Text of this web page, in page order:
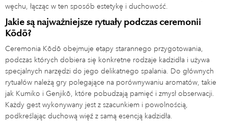
węchu, łącząc w ten sposób estetykę i duchowość.
Jakie są najważniejsze rytuały podczas ceremonii
Kōdō?
Ceremonia Kōdō obejmuje etapy starannego przygotowania,
podczas których dobiera się konkretne rodzaje kadzidła i używa
specjalnych narzędzi do jego delikatnego spalania. Do głównych
rytuałów należą gry polegające na porównywaniu aromatów, takie
jak Kumiko i Genjikō, które pobudzają pamięć i zmysł obserwacji.
Każdy gest wykonywany jest z szacunkiem i powolnością,
podkreślając duchową więź z samą esencją kadzidła.